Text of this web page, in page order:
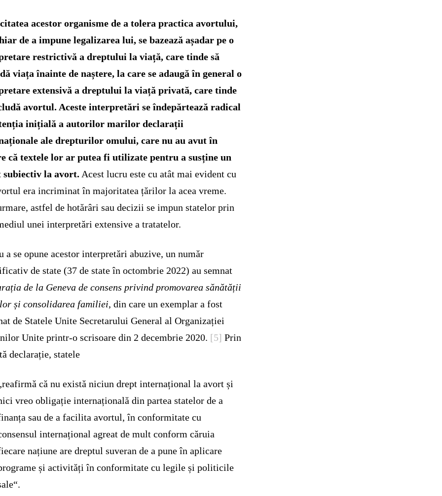
acestor organisme de a tolera practica avortului,
de a impune legalizarea lui, se bazează așadar pe o
restrictivă a dreptului la viață, care tinde să
viața înainte de naștere, la care se adaugă în general o
extensivă a dreptului la viață privată, care tinde
avortul. Aceste interpretări se îndepărtează radical
inițială a autorilor marilor declarații
ale drepturilor omului, care nu au avut în
că textele lor ar putea fi utilizate pentru a susține un
subiectiv la avort. Acest lucru este cu atât mai evident cu
era incriminat în majoritatea țărilor la acea vreme.
astfel de hotărâri sau decizii se impun statelor prin
unei interpretări extensive a tratatelor.
a se opune acestor interpretări abuzive, un număr
de state (37 de state în octombrie 2022) au semnat
de la Geneva de consens privind promovarea sănătății
și consolidarea familiei, din care un exemplar a fost
de Statele Unite Secretarului General al Organizației
Unite printr-o scrisoare din 2 decembrie 2020. [5] Prin
declarație, statele
că nu există niciun drept internațional la avort și
vreo obligație internațională din partea statelor de a
sau de a facilita avortul, în conformitate cu
internațional agreat de mult conform căruia
națiune are dreptul suveran de a pune în aplicare
și activități în conformitate cu legile și politicile